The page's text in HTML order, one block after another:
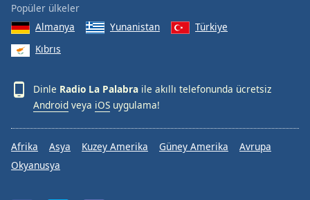
Popüler ülkeler
Almanya
Yunanistan
Türkiye
Kıbrıs
Dinle Radio La Palabra ile akıllı telefonunda ücretsiz
Android veya iOS uygulama!
Afrika Asya Kuzey Amerika Güney Amerika
Avrupa
Okyanusya